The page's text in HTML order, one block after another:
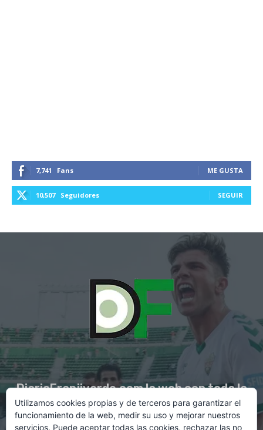
7,741 Fans ME GUSTA
10,507 Seguidores SEGUIR
DiarioFranjiverde.com la web con toda la
información del Elche C.F.
Utilizamos cookies propias y de terceros para garantizar el
funcionamiento de la web, medir su uso y mejorar nuestros
servicios. Puede aceptar todas las cookies, rechazar las no